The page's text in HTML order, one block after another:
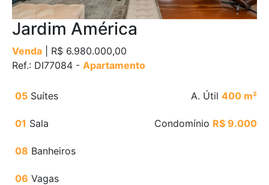
Jardim América
Venda | R$ 6.980.000,00
Ref.: DI77084 - Apartamento
05 Suítes
01 Sala
08 Banheiros
06 Vagas
A. Útil 400 m²
Condomínio R$ 9.000